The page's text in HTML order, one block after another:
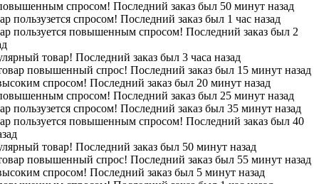
спросом! Последний заказ был 50 минут назад
пользузется спросом! Последний заказ был 1 час назад
пользуется повышенным спросом! Последний заказ был 2
товар! Последний заказ был 3 часа назад
повышенный спрос! Последний заказ был 15 минут назад
спросом! Последний заказ был 20 минут назад
спросом! Последний заказ был 25 минут назад
пользузется спросом! Последний заказ был 35 минут назад
пользуется повышенным спросом! Последний заказ был 40
товар! Последний заказ был 50 минут назад
повышенный спрос! Последний заказ был 55 минут назад
спросом! Последний заказ был 5 минут назад